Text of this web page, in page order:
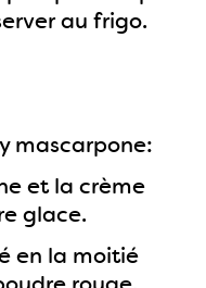
au frigo.
mascarpone:
et la crème
glace.
en la moitié